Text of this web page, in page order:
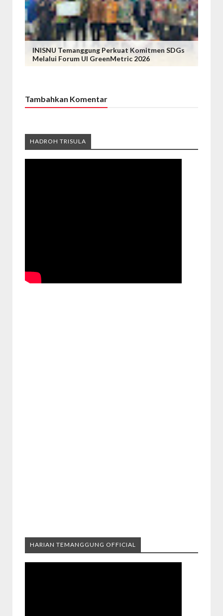
INISNU Temanggung Perkuat Komitmen SDGs
Melalui Forum UI GreenMetric 2026
Tambahkan Komentar
HADROH TRISULA
HARIAN TEMANGGUNG OFFICIAL